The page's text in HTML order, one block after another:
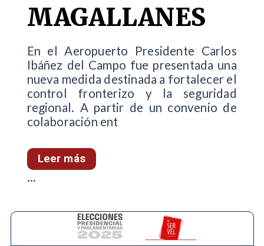
MAGALLANES
En el Aeropuerto Presidente Carlos
Ibáñez del Campo fue presentada una
nueva medida destinada a fortalecer el
control fronterizo y la seguridad
regional. A partir de un convenio de
colaboración ent
Leer más
...